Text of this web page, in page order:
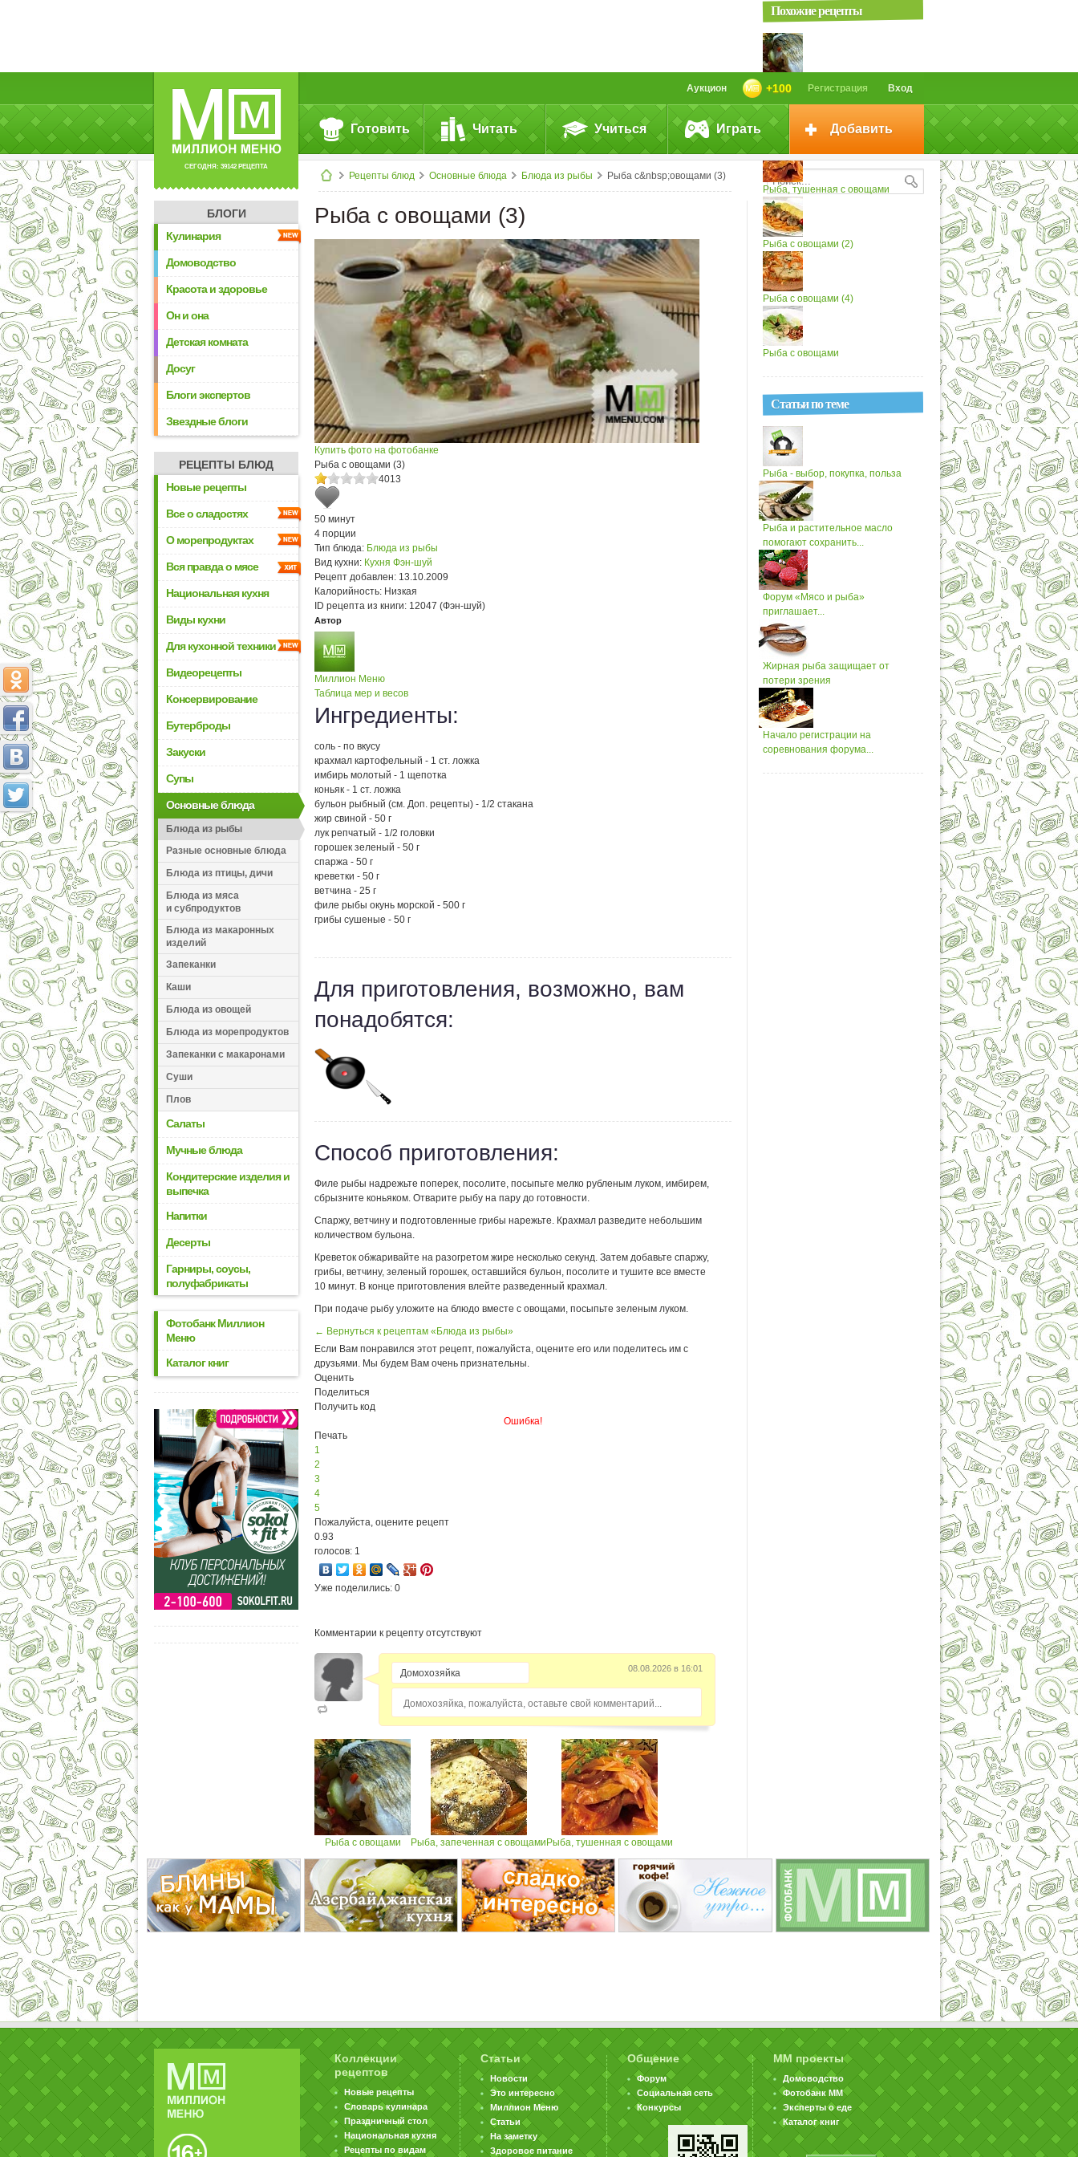
СЕГОДНЯ: 39142 РЕЦЕПТА
Вход
Регистрация
+100
Аукцион
Готовить Читать Учиться Играть Добавить
Рецепты блюд Основные блюда Блюда из рыбы Рыба с&nbsp;овощами (3)
БЛОГИ
Кулинария
Домоводство
Красота и здоровье
Он и она
Детская комната
Досуг
Блоги экспертов
Звездные блоги
РЕЦЕПТЫ БЛЮД
Новые рецепты
Все о сладостях
О морепродуктах
Вся правда о мясе
Национальная кухня
Виды кухни
Для кухонной техники
Видеорецепты
Консервирование
Бутерброды
Закуски
Супы
Основные блюда
Блюда из рыбы
Разные основные блюда
Блюда из птицы, дичи
Блюда из мяса
и субпродуктов
Блюда из макаронных
изделий
Запеканки
Каши
Блюда из овощей
Блюда из морепродуктов
Запеканки с макаронами
Суши
Плов
Салаты
Мучные блюда
Кондитерские изделия и
выпечка
Напитки
Десерты
Гарниры, соусы,
полуфабрикаты
Фотобанк Миллион
Меню
Каталог книг
Рыба с овощами (3)
Купить фото на фотобанке
Рыба с овощами (3)
4013
50 минут
4 порции
Тип блюда: Блюда из рыбы
Вид кухни: Кухня Фэн-шуй
Рецепт добавлен: 13.10.2009
Калорийность: Низкая
ID рецепта из книги: 12047 (Фэн-шуй)
Автор
Миллион Меню
Таблица мер и весов
Ингредиенты:
соль - по вкусу
крахмал картофельный - 1 ст. ложка
имбирь молотый - 1 щепотка
коньяк - 1 ст. ложка
бульон рыбный (см. Доп. рецепты) - 1/2 стакана
жир свиной - 50 г
лук репчатый - 1/2 головки
горошек зеленый - 50 г
спаржа - 50 г
креветки - 50 г
ветчина - 25 г
филе рыбы окунь морской - 500 г
грибы сушеные - 50 г
Для приготовления, возможно, вам
понадобятся:
Способ приготовления:
Филе рыбы надрежьте поперек, посолите, посыпьте мелко рубленым луком, имбирем,
сбрызните коньяком. Отварите рыбу на пару до готовности.
Спаржу, ветчину и подготовленные грибы нарежьте. Крахмал разведите небольшим
количеством бульона.
Креветок обжаривайте на разогретом жире несколько секунд. Затем добавьте спаржу,
грибы, ветчину, зеленый горошек, оставшийся бульон, посолите и тушите все вместе
10 минут. В конце приготовления влейте разведенный крахмал.
При подаче рыбу уложите на блюдо вместе с овощами, посыпьте зеленым луком.
← Вернуться к рецептам «Блюда из рыбы»
Если Вам понравился этот рецепт, пожалуйста, оцените его или поделитесь им с
друзьями. Мы будем Вам очень признательны.
Оценить
Поделиться
Получить код
Ошибка!
Печать
1
2
3
4
5
Пожалуйста, оцените рецепт
0.93
голосов: 1
Уже поделились: 0
Комментарии к рецепту отсутствуют
08.08.2026 в 16:01
Домохозяйка, пожалуйста, оставьте свой комментарий...
Рыба с овощами Рыба, запеченная с овощами Рыба, тушенная с овощами
Похожие рецепты
Рыба, запеченная с овощами
Рыба, тушенная с овощами
Рыба с овощами (2)
Рыба с овощами (4)
Рыба с овощами
Статьи по теме
Рыба - выбор, покупка, польза
Рыба и растительное масло
помогают сохранить...
Форум «Мясо и рыба»
приглашает...
Жирная рыба защищает от
потери зрения
Начало регистрации на
соревнования форума...
Коллекции
рецептов
Новые рецепты
Словарь кулинара
Праздничный стол
Национальная кухня
Рецепты по видам
Статьи
Новости
Это интересно
Миллион Меню
Статьи
На заметку
Здоровое питание
Общение
Форум
Социальная сеть
Конкурсы
ММ проекты
Домоводство
Фотобанк ММ
Эксперты о еде
Каталог книг